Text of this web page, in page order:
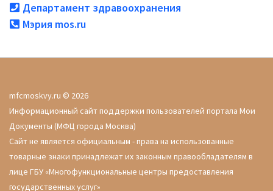
Департамент здравоохранения
Мэрия mos.ru
mfcmoskvy.ru © 2026
Информационный сайт поддержки пользователей портала Мои
Документы (МФЦ города Москва)
Сайт не является официальным - права на использованные
товарные знаки принадлежат их законным правообладателям в
лице ГБУ «Многофункциональные центры предоставления
государственных услуг»